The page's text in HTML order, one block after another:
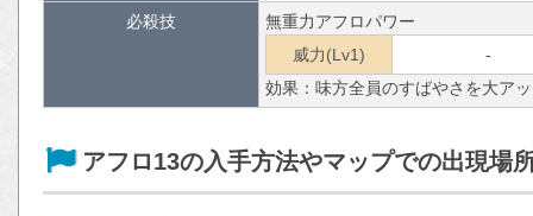
必殺技
無重力アフロパワー
威力(Lv1)
-
効果：味方全員のすばやさを大ア
アフロ13の入手方法やマップでの出現場